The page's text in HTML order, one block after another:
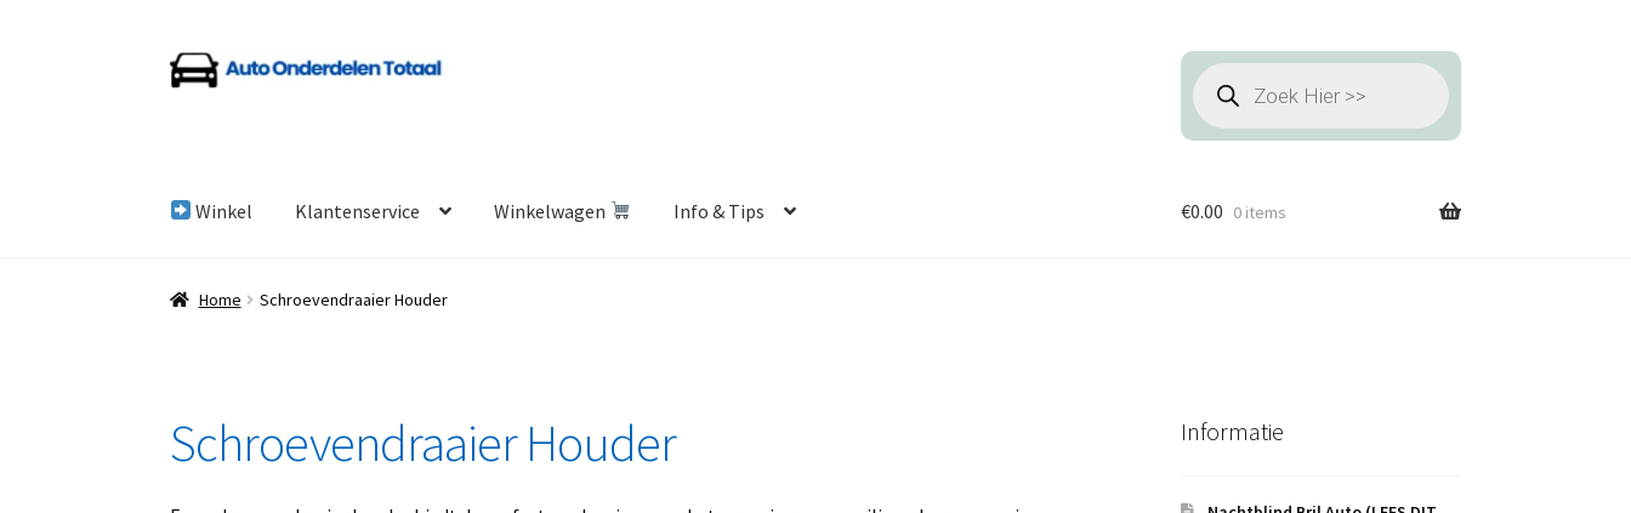
Ga
door
Ga
naar
Producten
zoeken
Winkel Klantenservice Winkelwagen Info & Tips
Home Algemene Voorwaarden Auto Onderdelen Shop
€0.00 0 items
Home Schroevendraaier Houder
Schroevendraaier Houder Informatie